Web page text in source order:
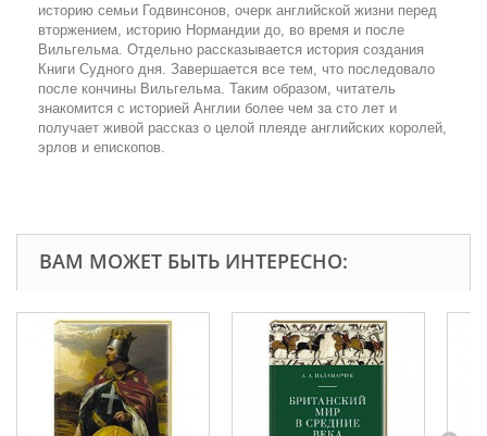
историю семьи Годвинсонов, очерк английской жизни перед
вторжением, историю Нормандии до, во время и после
Вильгельма. Отдельно рассказывается история создания
Книги Судного дня. Завершается все тем, что последовало
после кончины Вильгельма. Таким образом, читатель
знакомится с историей Англии более чем за сто лет и
получает живой рассказ о целой плеяде английских королей,
эрлов и епископов.
ВАМ МОЖЕТ БЫТЬ ИНТЕРЕСНО: